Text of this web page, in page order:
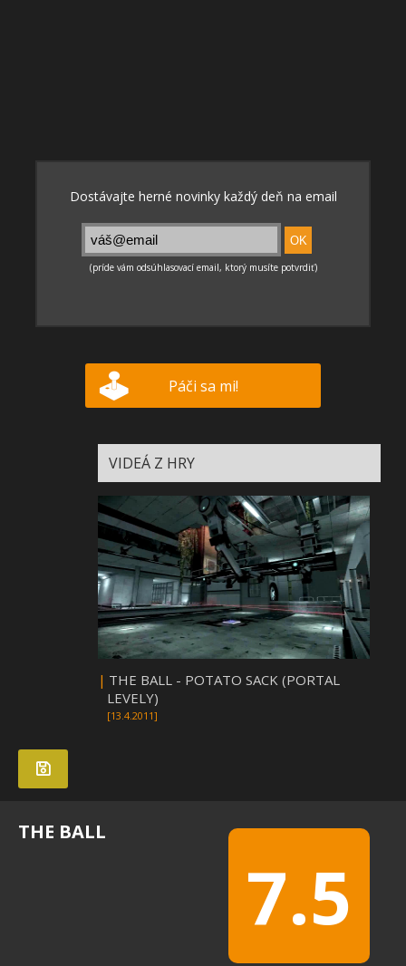
Páči sa mi!
VIDEÁ Z HRY
| THE BALL - POTATO SACK (PORTAL
LEVELY)
[13.4.2011]
7.5
THE BALL